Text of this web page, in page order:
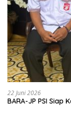
22 Juni 2026
BARA-JP PSI Siap